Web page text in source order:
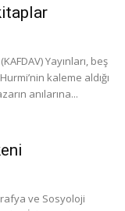
Yayınları, beş
kaleme aldığı
anılarına...
ve Sosyoloji